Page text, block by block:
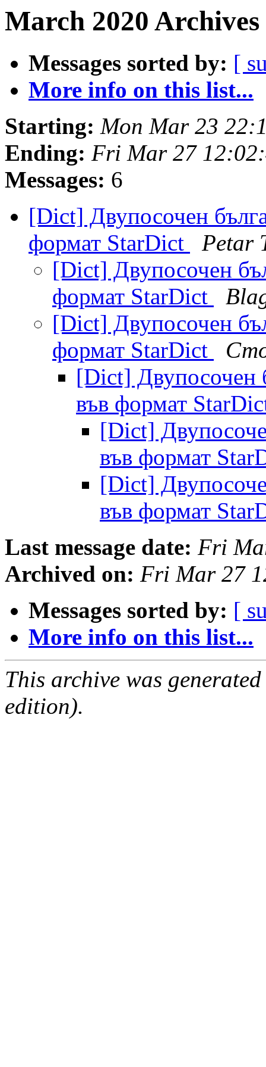
March 2020
Messages sorted by: [
More info on this list...
Starting: Mon Mar 23
Ending: Fri Mar 27
Messages: 6
[Dict] Двупосочен
формат StarDict
Petar
[Dict] Двупосочен
формат StarDict
[Dict] Двупосочен
формат StarDict
[Dict] Двупосочен
във формат
[Dict]
във формат
[Dict]
във формат
Last message date: Fri
Archived on: Fri Mar 27
Messages sorted by: [
More info on this list...
This archive was
edition).